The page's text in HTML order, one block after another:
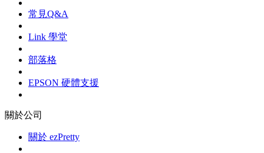
常見Q&A
Link 學堂
部落格
EPSON 硬體支援
關於公司
關於 ezPretty